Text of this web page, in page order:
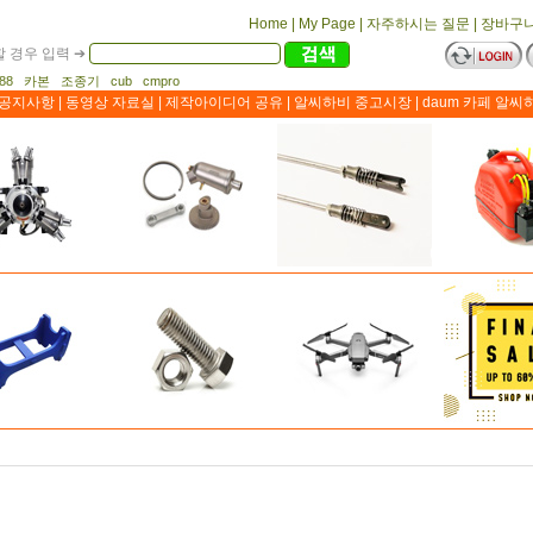
Home My Page 자주하시는 질문
장바구
경우 입력 ➔
카본 조종기 cub cmpro
공지사항 동영상 자료실 제작아이디어 공유 알씨하비 중고시장 daum 카페 알씨